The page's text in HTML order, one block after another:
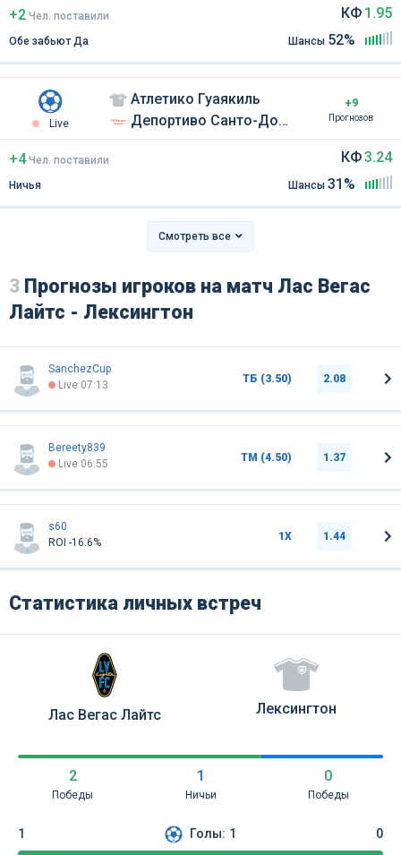
+2 Чел поставили
Обе забьют Да
КФ 1.95
Шансы 52%
Live
Атлетико Гуаякиль
Депортиво Санто-Доминго
+9
Прогнозов
+4 Чел поставили
Ничья
КФ3.24
Шансы 31%
Смотреть все
3 Прогнозы игроков на матч Лас Вегас
Лайтс - Лексингтон
SanchezCup
Live 07:13
ТБ (3.50) 2.08
Bereety839
Live 06:55
ТМ (4.50) 1.37
s60
ROI -16.6%
1Х 1.44
Статистика личных встреч
Лас Вегас Лайтс
2
Победы
1
Ничьи
0
Победы
Лексингтон
1 Голы: 1 0